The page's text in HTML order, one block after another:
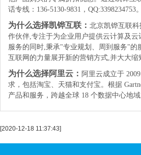
话专线：136-5130-9831，QQ:3398234753。
为什么选择凯铧互联： 北京凯铧互联
作伙伴,专注于为企业用户提供云计算及
服务的同时,秉承"专业规划、周到服务"
互联网的力量展开新的营销方式,并大大
为什么选择阿里云： 阿里云成立于
求，包括淘宝、天猫和支付宝。根据
产品和服务，跨越全球 18 个数据中心地域
[2020-12-18 11:37:43]